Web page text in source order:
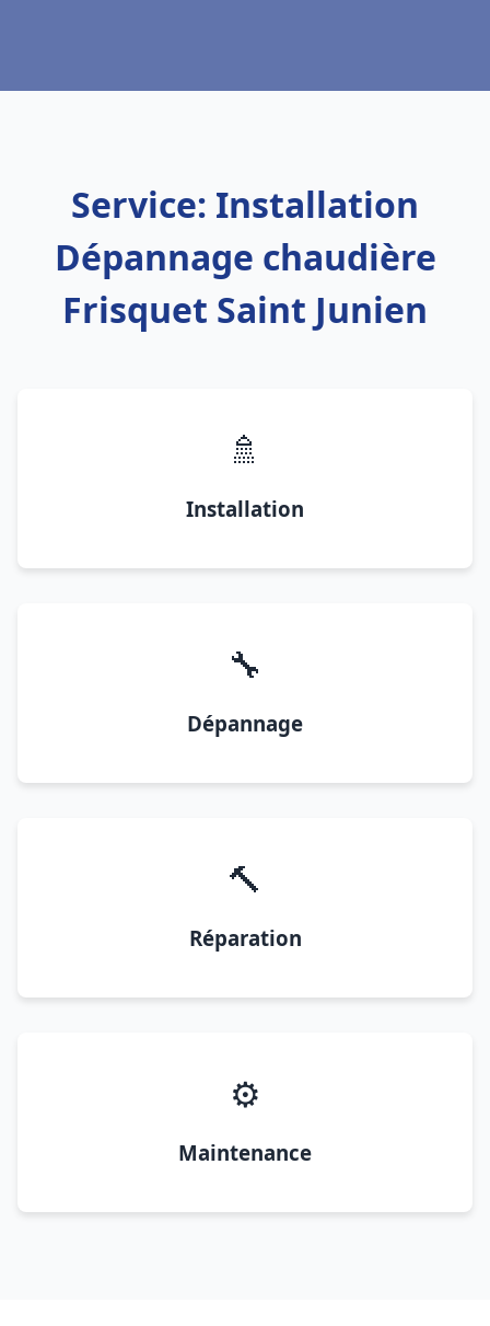
Service: Installation
Dépannage chaudière
Frisquet Saint Junien
🚿
Installation
🔧
Dépannage
🔨
Réparation
⚙️
Maintenance